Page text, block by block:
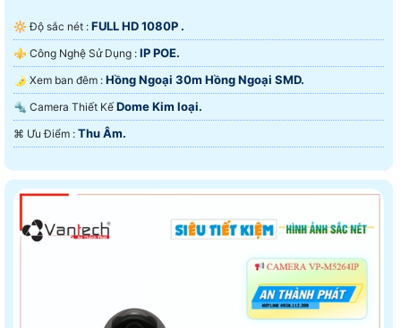
🔆 Độ sắc nét : FULL HD 1080P .
⚜️ Công Nghệ Sử Dụng : IP POE.
🌛 Xem ban đêm : Hồng Ngoại 30m Hồng Ngoại SMD.
🔩 Camera Thiết Kế Dome Kim loại.
️⌘ Ưu Điểm : Thu Âm.